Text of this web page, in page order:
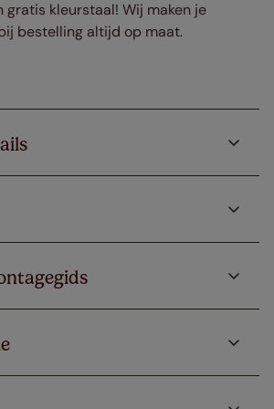
gratis kleurstaal! Wij maken je
bestelling altijd op maat.